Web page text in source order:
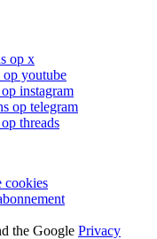
op x
op youtube
instagram
op telegram
threads
cookies
the Google Privacy